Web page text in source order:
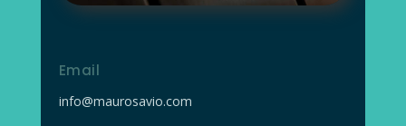
Email
info@maurosavio.com